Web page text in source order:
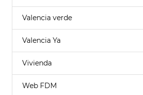
Valencia verde
Valencia Ya
Vivienda
Web FDM